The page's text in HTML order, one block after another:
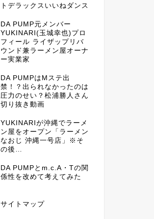
トデラックスいいねダンス
DA PUMP元メンバー
YUKINARI(玉城幸也)プロ
フィール ライザップリバ
ウンド兼ラーメン屋オーナ
ー実業家
DA PUMPはMステ出
禁！？出られなかったのは
圧力のせい？松浦勝人さん
切り抜き動画
YUKINARIが沖縄でラーメ
ン屋をオープン「ラーメン
なおじ 沖縄一号店」※そ
の後…
DA PUMPとm.c.A・Tの関
係性を改めて考えてみた
サイトマップ